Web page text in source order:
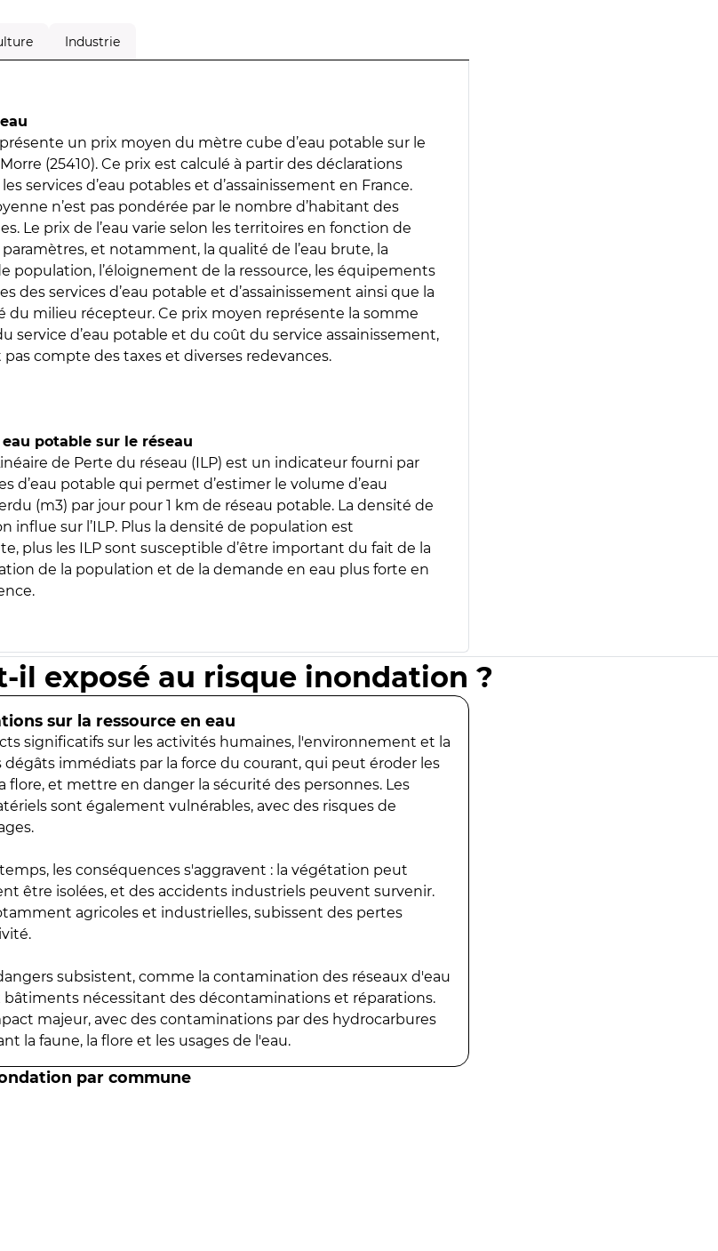
Industrie
un prix moyen du mètre cube d’eau potable sur le
(25410). Ce prix est calculé à partir des déclarations
services d’eau potables et d’assainissement en France.
n’est pas pondérée par le nombre d’habitant des
Le prix de l’eau varie selon les territoires en fonction de
et notamment, la qualité de l’eau brute, la
population, l’éloignement de la ressource, les équipements
des services d’eau potable et d’assainissement ainsi que la
du milieu récepteur. Ce prix moyen représente la somme
service d’eau potable et du coût du service assainissement,
compte des taxes et diverses redevances.
potable sur le réseau
de Perte du réseau (ILP) est un indicateur fourni par
d’eau potable qui permet d’estimer le volume d’eau
(m3) par jour pour 1 km de réseau potable. La densité de
influe sur l’ILP. Plus la densité de population est
plus les ILP sont susceptible d’être important du fait de la
de la population et de la demande en eau plus forte en
il exposé au risque inondation ?
sur la ressource en eau
significatifs sur les activités humaines, l'environnement et la
dégâts immédiats par la force du courant, qui peut éroder les
flore, et mettre en danger la sécurité des personnes. Les
sont également vulnérables, avec des risques de
les conséquences s'aggravent : la végétation peut
être isolées, et des accidents industriels peuvent survenir.
agricoles et industrielles, subissent des pertes
subsistent, comme la contamination des réseaux d'eau
nécessitant des décontaminations et réparations.
majeur, avec des contaminations par des hydrocarbures
la faune, la flore et les usages de l'eau.
par commune